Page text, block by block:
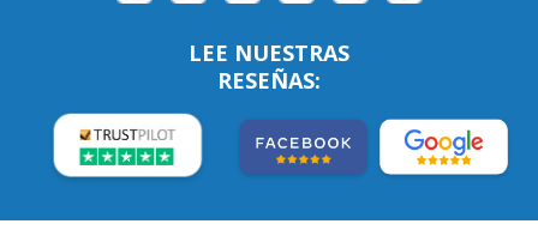
LEE NUESTRAS
RESEÑAS: